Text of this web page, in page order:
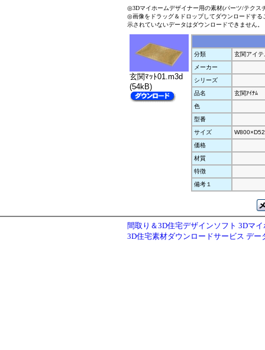
◎3Dマイホームデザイナー用の素材(パーツ/テクス
◎画像をドラッグ＆ドロップしてダウンロードす
示されていないデータはダウンロードできません。
玄関ﾏｯﾄ01.m3d
(54kB)
分類
玄関アイテ
メーカー
シリーズ
品名
玄関ｱｲﾃﾑ
色
型番
サイズ
価格
材質
特徴
備考１
間取り＆3D住宅デザインソフト 3Dマ
3D住宅素材ダウンロードサービス デー